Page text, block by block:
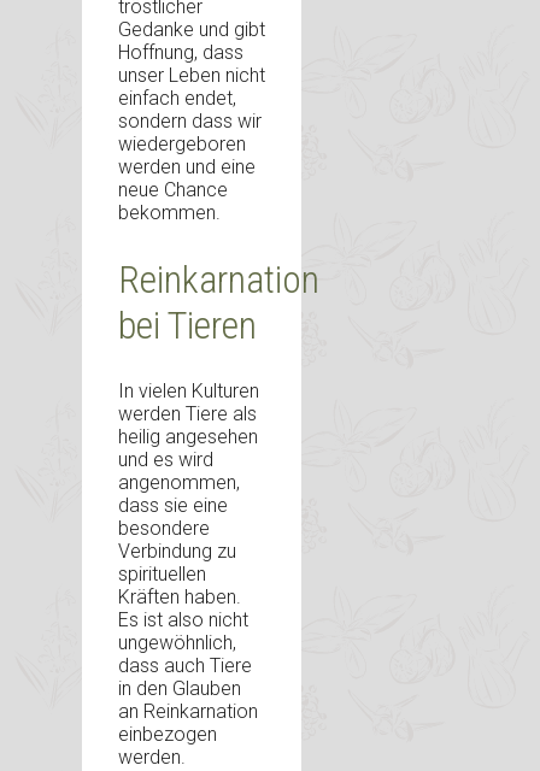
tröstlicher
Gedanke und gibt
Hoffnung, dass
unser Leben nicht
einfach endet,
sondern dass wir
wiedergeboren
werden und eine
neue Chance
bekommen.
Reinkarnation
bei Tieren
In vielen Kulturen
werden Tiere als
heilig angesehen
und es wird
angenommen,
dass sie eine
besondere
Verbindung zu
spirituellen
Kräften haben.
Es ist also nicht
ungewöhnlich,
dass auch Tiere
in den Glauben
an Reinkarnation
einbezogen
werden.